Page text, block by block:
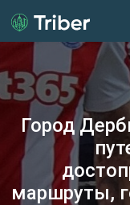
Город
маршруты,